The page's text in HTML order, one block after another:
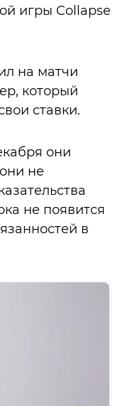
игры Collapse
на матчи
который
ставки.
они
не
не появится
в